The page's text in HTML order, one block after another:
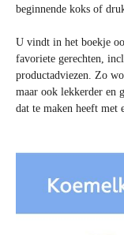
beginnende koks of
U vindt in het boekje
favoriete gerechten,
productadviezen. Zo
maar ook lekkerder en
dat te maken heeft met